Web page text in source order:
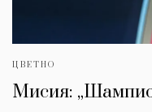
ЦВЕТНО
Мисия: